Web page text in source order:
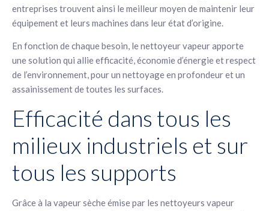
entreprises trouvent ainsi le meilleur moyen de maintenir leur
équipement et leurs machines dans leur état d’origine.
En fonction de chaque besoin, le nettoyeur vapeur apporte
une solution qui allie efficacité, économie d’énergie et respect
de l’environnement, pour un nettoyage en profondeur et un
assainissement de toutes les surfaces.
Efficacité dans tous les
milieux industriels et sur
tous les supports
Grâce à la vapeur sèche émise par les nettoyeurs vapeur